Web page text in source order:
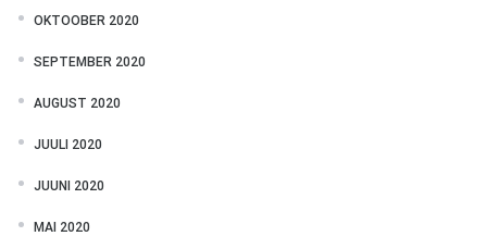
OKTOOBER 2020
SEPTEMBER 2020
AUGUST 2020
JUULI 2020
JUUNI 2020
MAI 2020